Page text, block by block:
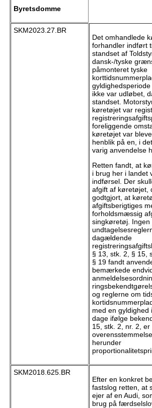
Byretsdomme
SKM2023.27.BR
Det omhandlede
forhandler indført
standset af
dansk-/tyske
påmonteret tyske
ikke var udløbet,
standset.
køretøjet var
foreliggende
køretøjet var
henblik på en, i
varig anvendelse
Retten fandt, at
i brug her i landet
indførsel. Der
afgift af køre­tøjet,
godtgjort, at
afgiftsberigtiges
forholdsmæssig
singkøretøj. Ingen
dagældende
§ 13, stk. 2, § 15,
§ 19 fandt
bemærkede
og reglerne om
med en gyldighed
dage ifølge
15, stk. 2, nr. 2, er
herunder
SKM2018.625.BR
Efter en konkret
fastslog retten, at
ejer af en Audi,
brug på